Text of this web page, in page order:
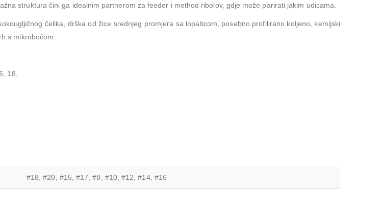
struktura čini ga idealnim partnerom za feeder i method ribolov, gdje može parirati jakim udicama.
čelika, drška od žice srednjeg promjera sa lopaticom, posebno profilirano koljeno, kemijski
s mikrobočom.
18,
#18, #20, #15, #17, #8, #10, #12, #14, #16